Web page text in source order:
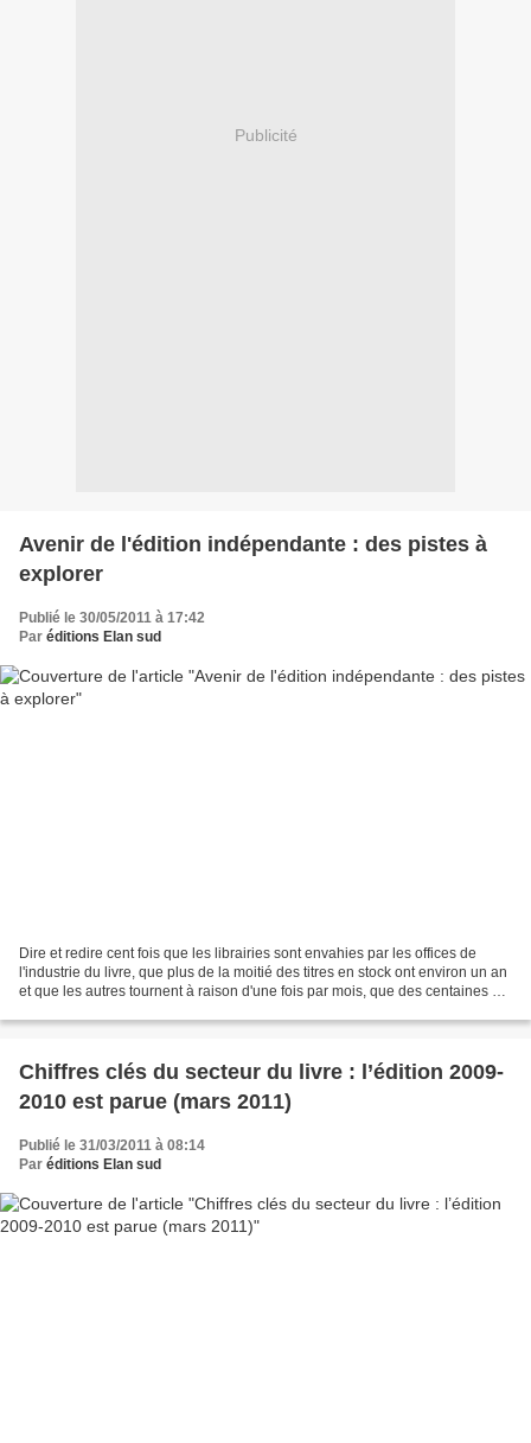
Publicité
Avenir de l'édition indépendante : des pistes à
explorer
Publié le 30/05/2011 à 17:42
Par éditions Elan sud
Dire et redire cent fois que les librairies sont envahies par les offices de
l'industrie du livre, que plus de la moitié des titres en stock ont environ un an
et que les autres tournent à raison d'une fois par mois, que des centaines de
Chiffres clés du secteur du livre : l’édition 2009-
2010 est parue (mars 2011)
Publié le 31/03/2011 à 08:14
Par éditions Elan sud